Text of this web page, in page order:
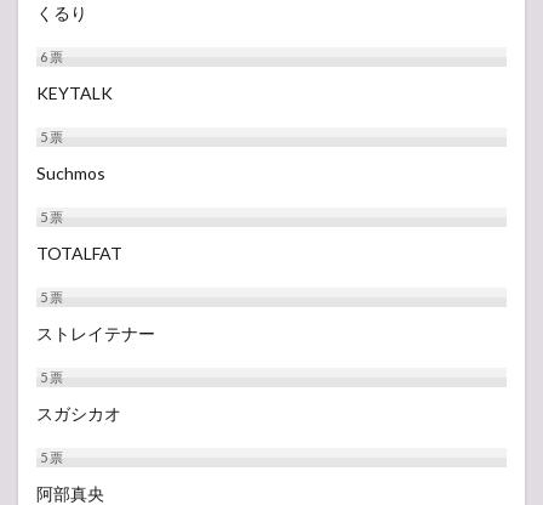
くるり
6票
KEYTALK
5票
Suchmos
5票
TOTALFAT
5票
ストレイテナー
5票
スガシカオ
5票
阿部真央